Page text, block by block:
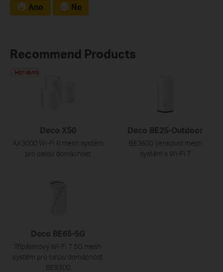
Ano Ne
Recommend Products
Deco X50
AX3000 Wi-Fi 6 mesh systém
pro celou domácnost
HOT BUYS
Deco BE25-Outdoor
BE3600 Venkovní mesh
systém s Wi-Fi 7
Deco BE65-5G
Třípásmový Wi-Fi 7 5G mesh
systém pro celou domácnost
BE9300